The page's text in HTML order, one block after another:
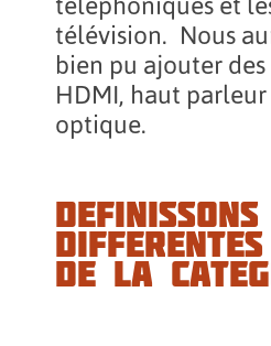
télévision. Nous
bien pu ajouter des
HDMI, haut
optique.
DE LA